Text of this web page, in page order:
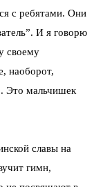
с ребятами. Они
И я говорю
своему
наоборот,
Это мальчишек
славы на
гимн,